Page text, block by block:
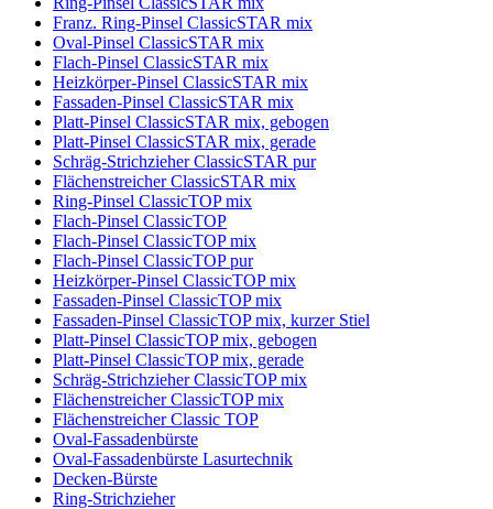
Franz. Ring-Pinsel ClassicSTAR mix
Oval-Pinsel ClassicSTAR mix
Flach-Pinsel ClassicSTAR mix
Heizkörper-Pinsel ClassicSTAR mix
Fassaden-Pinsel ClassicSTAR mix
Platt-Pinsel ClassicSTAR mix, gebogen
Platt-Pinsel ClassicSTAR mix, gerade
Schräg-Strichzieher ClassicSTAR pur
Flächenstreicher ClassicSTAR mix
Ring-Pinsel ClassicTOP mix
Flach-Pinsel ClassicTOP
Flach-Pinsel ClassicTOP mix
Flach-Pinsel ClassicTOP pur
Heizkörper-Pinsel ClassicTOP mix
Fassaden-Pinsel ClassicTOP mix
Fassaden-Pinsel ClassicTOP mix, kurzer Stiel
Platt-Pinsel ClassicTOP mix, gebogen
Platt-Pinsel ClassicTOP mix, gerade
Schräg-Strichzieher ClassicTOP mix
Flächenstreicher ClassicTOP mix
Flächenstreicher Classic TOP
Oval-Fassadenbürste
Oval-Fassadenbürste Lasurtechnik
Decken-Bürste
Ring-Strichzieher